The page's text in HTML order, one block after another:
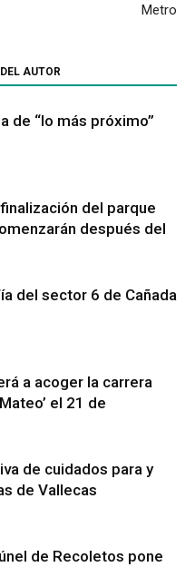
Metro
AUTOR
de “lo más próximo”
del parque
después del
del sector 6 de Cañada
a acoger la carrera
el 21 de
de cuidados para y
de Vallecas
de Recoletos pone